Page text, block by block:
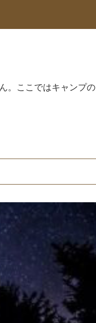
。ここではキャンプの